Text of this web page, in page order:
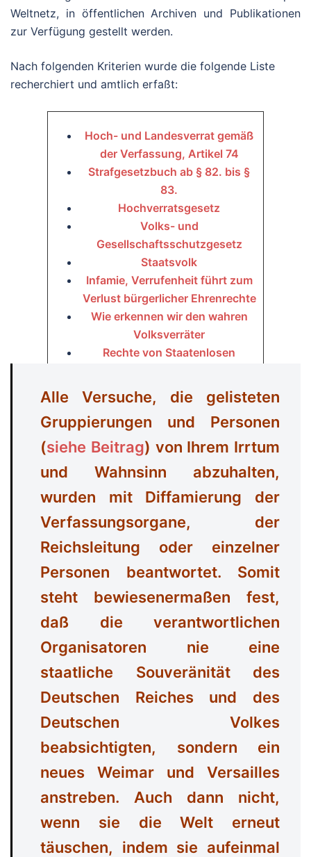
Weltnetz, in öffentlichen Archiven und Publikationen
zur Verfügung gestellt werden.
Nach folgenden Kriterien wurde die folgende Liste
recherchiert und amtlich erfaßt:
Hoch- und Landesverrat gemäß
der Verfassung, Artikel 74
Strafgesetzbuch ab § 82. bis §
83.
Hochverratsgesetz
Volks- und
Gesellschaftsschutzgesetz
Staatsvolk
Infamie, Verrufenheit führt zum
Verlust bürgerlicher Ehrenrechte
Wie erkennen wir den wahren
Volksverräter
Rechte von Staatenlosen
Bürgerlich Tod
Personenstandsgesetz
Ausweispflichtgesetz
Alle Versuche, die gelisteten
Gruppierungen und Personen
(siehe Beitrag) von Ihrem Irrtum
und Wahnsinn abzuhalten,
wurden mit Diffamierung der
Verfassungsorgane, der
Reichsleitung oder einzelner
Personen beantwortet. Somit
steht bewiesenermaßen fest,
daß die verantwortlichen
Organisatoren nie eine
staatliche Souveränität des
Deutschen Reiches und des
Deutschen Volkes
beabsichtigten, sondern ein
neues Weimar und Versailles
anstreben. Auch dann nicht,
wenn sie die Welt erneut
täuschen, indem sie aufeinmal